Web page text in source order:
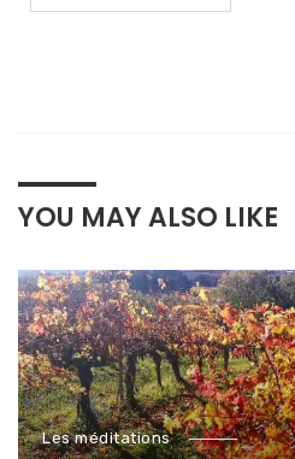
YOU MAY ALSO LIKE
Les méditations